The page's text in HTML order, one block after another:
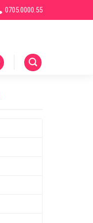
0705.0000.55